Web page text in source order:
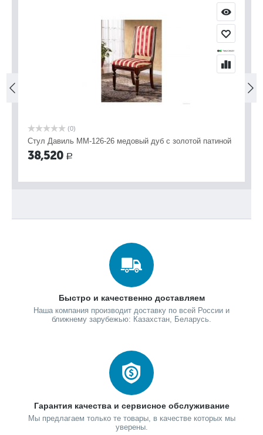
(0)
Стул Давиль ММ-126-26 медовый дуб с золотой патиной
38,520 Р
Быстро и качественно доставляем
Наша компания производит доставку по всей России и
ближнему зарубежью: Казахстан, Беларусь.
Гарантия качества и сервисное обслуживание
Мы предлагаем только те товары, в качестве которых мы
уверены.